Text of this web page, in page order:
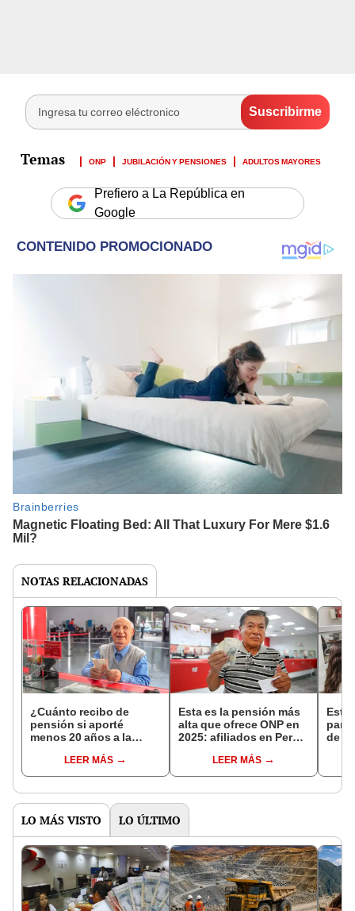
ONP JUBILACIÓN Y PENSIONES ADULTOS MAYORES
Prefiero a La República en
Google
NOTAS RELACIONADAS
¿Cuánto recibo de
pensión si aporté
menos 20 años a la
de Pensiones establece
los montos
LEER MÁS
Esta es la pensión más
alta que ofrece ONP en
2025: afiliados en Perú
requisitos para acceder
al beneficio
LEER MÁS
Esta
para
de la
2025
LO MÁS VISTO LO ÚLTIMO